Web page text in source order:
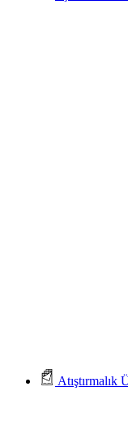
Atıştırmalık